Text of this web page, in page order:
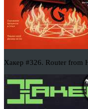
Хакер #326. Router from